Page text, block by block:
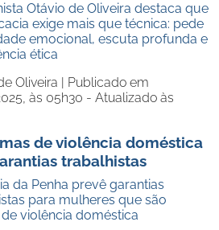
Otávio de Oliveira destaca que
exige mais que técnica: pede
emocional, escuta profunda e
ética
Oliveira | Publicado em
às 05h30 - Atualizado às
de violência doméstica
trabalhistas
da Penha prevê garantias
para mulheres que são
violência doméstica